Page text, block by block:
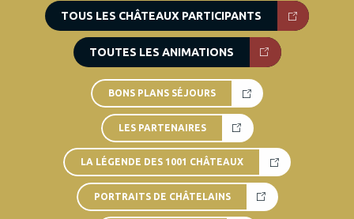
TOUS LES CHÂTEAUX PARTICIPANTS
TOUTES LES ANIMATIONS
BONS PLANS SÉJOURS
LES PARTENAIRES
LA LÉGENDE DES 1001 CHÂTEAUX
PORTRAITS DE CHÂTELAINS